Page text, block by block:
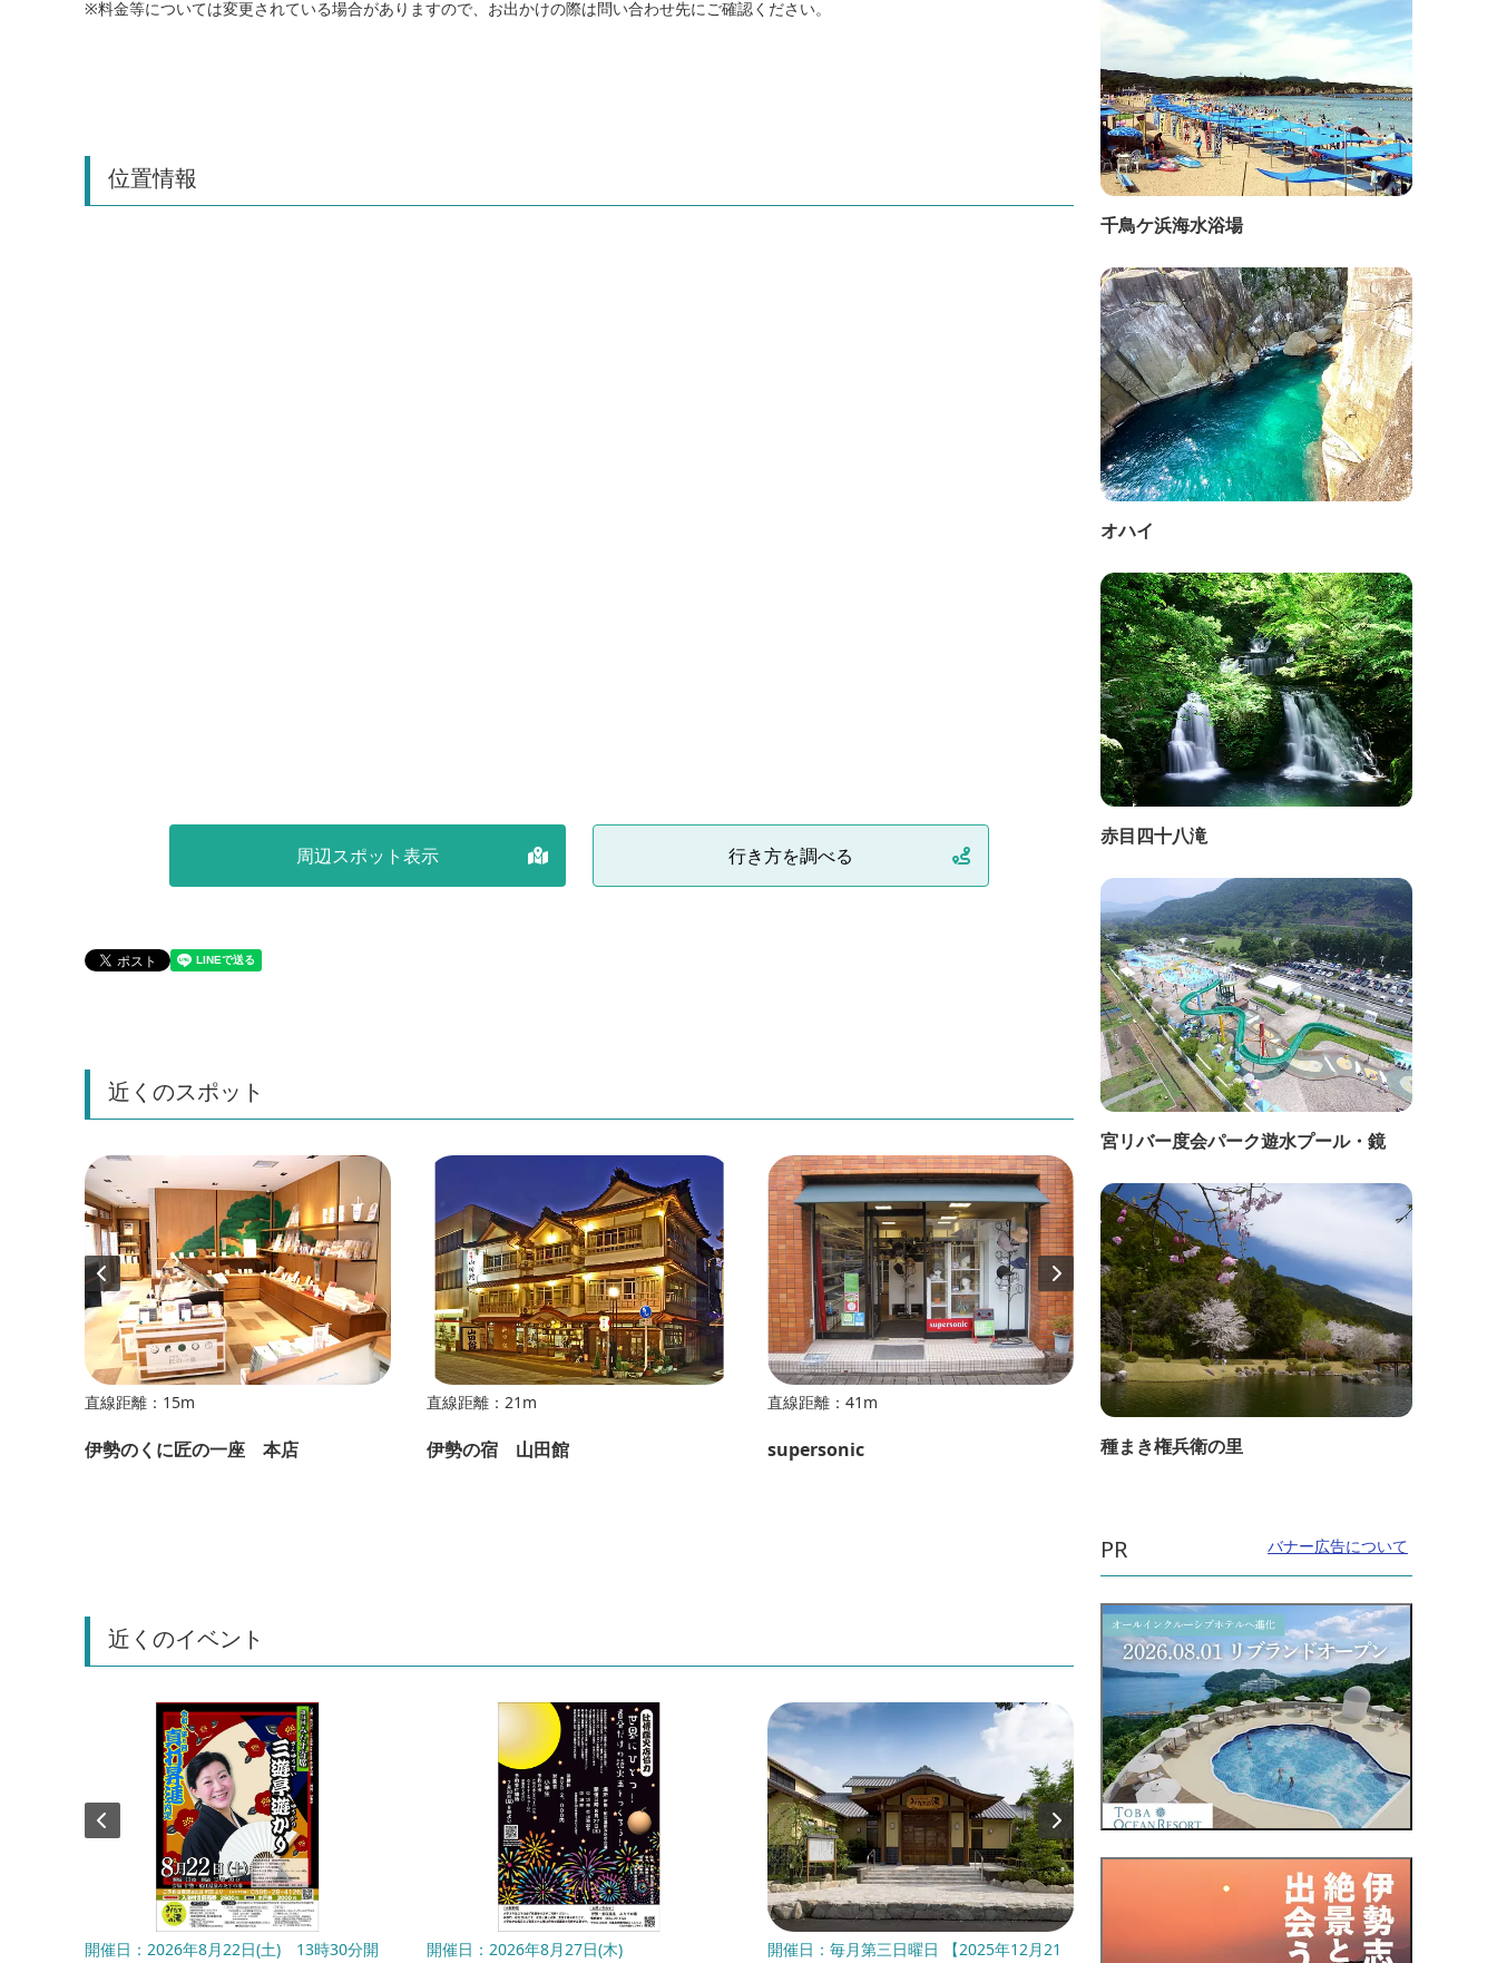
※料金等については変更されている場合がありますので、お出かけの際は問い合わせ先にご確認ください。
位置情報
周辺スポット表示 行き方を調べる
近くのスポット
直線距離：15m
伊勢のくに匠の一座 本店
直線距離：21m
伊勢の宿 山田館
直線距離：41m
supersonic
直線距離：44m
外宮前勢乃國屋 豊恩館
近くのイベント
開催日：2026年8月22日(土) 13時30分開 開催日：2026年8月27日(木) 開催日：毎月第三日曜日 【2025年12月21 開催日：毎月26日
千鳥ケ浜海水浴場
オハイ
赤目四十八滝
宮リバー度会パーク遊水プール・鏡
種まき権兵衛の里
PR バナー広告について